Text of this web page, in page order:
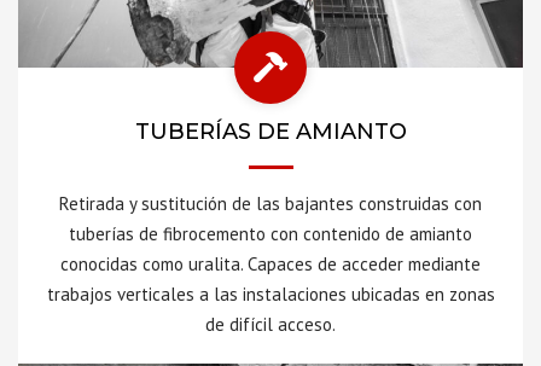
TUBERÍAS DE AMIANTO
Retirada y sustitución de las bajantes construidas con
tuberías de fibrocemento con contenido de amianto
conocidas como uralita. Capaces de acceder mediante
trabajos verticales a las instalaciones ubicadas en zonas
de difícil acceso.